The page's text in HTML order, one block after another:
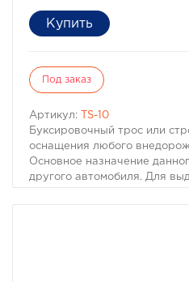
Под заказ
Артикул:
TS-10
Буксировочный трос или
оснащения любого
Основное назначение
другого автомобиля. Для